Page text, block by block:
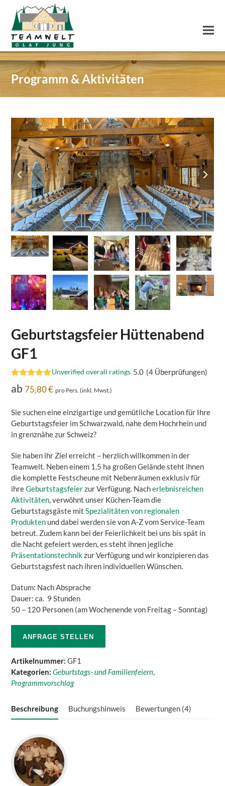
Programm & Aktivitäten
previous
slide
next
slide
Geburtstagsfeier Hüttenabend
GF1
Bewertet mit
5.00 von 5,
Kundenbewertungen
Unverified overall ratings 5.0 (4 Überprüfungen)
ab 75,80€ pro Pers. (inkl. Mwst.)
Sie suchen eine einzigartige und gemütliche Location für Ihre
Geburtstagsfeier im Schwarzwald, nahe dem Hochrhein und
in grenznähe zur Schweiz?
Sie haben ihr Ziel erreicht – herzlich willkommen in der
Teamwelt. Neben einem 1,5 ha großen Gelände steht ihnen
die komplette Festscheune mit Nebenräumen exklusiv für
ihreGeburtstagsfeierzur Verfügung. Nacherlebnisreichen
Aktivitäten, verwöhnt unser Küchen-Team die
Geburtstagsgäste mitSpezialitäten von regionalen
Produkten und dabei werden sie von A-Z vom Service-Team
betreut. Zudem kann bei der Feierlichkeit bei uns bis spät in
die Nacht gefeiert werden, es steht ihnen jegliche
Präsentationstechnikzur Verfügung und wir konzipieren das
Geburtstagsfest nach ihren individuellen Wünschen.
Datum: Nach Absprache
Dauer: ca. 9 Stunden
50 – 120 Personen (am Wochenende von Freitag – Sonntag)
ANFRAGE STELLEN
Artikelnummer: GF1
Kategorien: Geburtstags- und Familienfeiern,
Programmvorschlag
Beschreibung Buchungshinweis Bewertungen (4)